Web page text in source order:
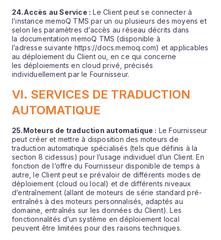
24.Accès au Service : Le Client peut se connecter à
l’instance memoQ TMS par un ou plusieurs des moyens et
selon les paramètres d’accès au réseau décrits dans
la documentation memoQ TMS (disponible à
l’adresse suivante https://docs.memoq.com) et applicables
au déploiement du Client ou, en ce qui concerne
les déploiements en cloud privé, précisés
individuellement par le Fournisseur.
VI. SERVICES DE TRADUCTION
AUTOMATIQUE
25.Moteurs de traduction automatique : Le Fournisseur
peut créer et mettre à disposition des moteurs de
traduction automatique spécialisés (tels que définis à la
section 8 cidessus) pour l’usage individuel d’un Client. En
fonction de l’offre du Fournisseur disponible de temps à
autre, le Client peut se prévaloir de différents modes de
déploiement (cloud ou local) et de différents niveaux
d’entraînement (allant de moteurs de série standard pré-
entraînés à des moteurs personnalisés, adaptés au
domaine, entraînés sur les données du Client). Les
fonctionnalités d’un système en déploiement local
peuvent être limitées pour des raisons techniques.